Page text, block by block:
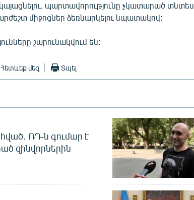
պարտավորությունը չկատարած
միջոցներ ձեռնարկելու նպատակով:
շարունակվում են:
Հետևեք մեզ Տպել
ՌԴ-ն գումար է
զինվորներին